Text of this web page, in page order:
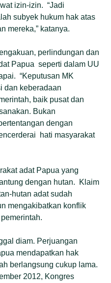
izin-izin. “Jadi
subyek hukum hak atas
mereka,” katanya.
perlindungan dan
Papua seperti dalam UU
“Keputusan MK
dan keberadaan
baik pusat dan
Bukan
dengan
hati masyarakat
adat Papua yang
dengan hutan. Klaim
hutan adat sudah
mengakibatkan konflik
diam. Perjuangan
mendapatkan hak
berlangsung cukup lama.
2012, Kongres